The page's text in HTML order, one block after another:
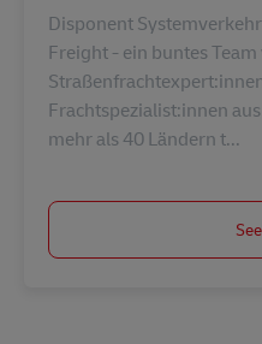
Disponent
Freight - ein buntes Team
Frachtspezialist:innen
mehr als 40 Ländern t...